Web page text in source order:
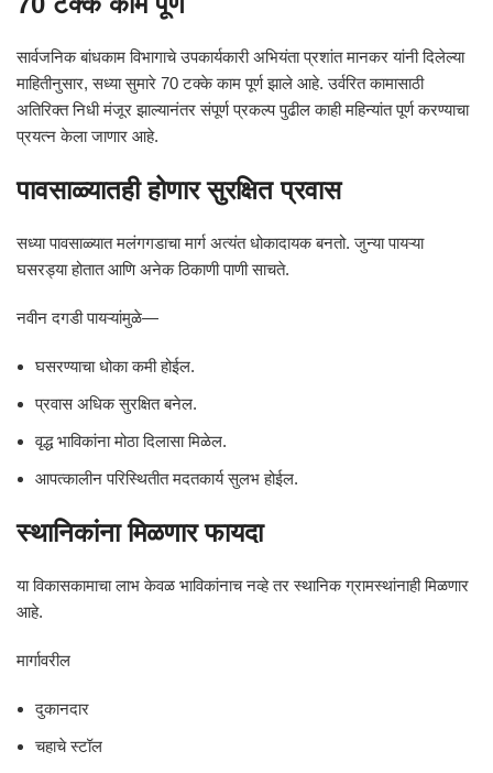
सार्वजनिक बांधकाम विभागाचे उपकार्यकारी अभियंता प्रशांत मानकर यांनी दिलेल्या
माहितीनुसार, सध्या सुमारे 70 टक्के काम पूर्ण झाले आहे. उर्वरित कामासाठी
अतिरिक्त निधी मंजूर झाल्यानंतर संपूर्ण प्रकल्प पुढील काही महिन्यांत पूर्ण करण्याचा
प्रयत्न केला जाणार आहे.
पावसाळ्यातही होणार सुरक्षित प्रवास
सध्या पावसाळ्यात मलंगगडाचा मार्ग अत्यंत धोकादायक बनतो. जुन्या पायऱ्या
घसरड्या होतात आणि अनेक ठिकाणी पाणी साचते.
नवीन दगडी पायऱ्यांमुळे—
घसरण्याचा धोका कमी होईल.
प्रवास अधिक सुरक्षित बनेल.
वृद्ध भाविकांना मोठा दिलासा मिळेल.
आपत्कालीन परिस्थितीत मदतकार्य सुलभ होईल.
स्थानिकांना मिळणार फायदा
या विकासकामाचा लाभ केवळ भाविकांनाच नव्हे तर स्थानिक ग्रामस्थांनाही मिळणार
आहे.
मार्गावरील
दुकानदार
चहाचे स्टॉल